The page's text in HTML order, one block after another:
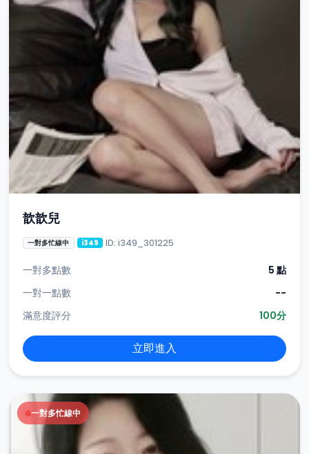
歆歆兒
一對多忙線中 i349 ID: i349_301225
一對多點數
5 點
一對一點數
--
滿意度評分
100分
立即進入
一對多忙線中